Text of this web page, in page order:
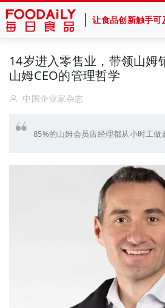
让食品创新触手可
14岁进入零售业，带领山姆
山姆CEO的管理哲学
中国企业家杂志
85%的山姆会员店经理都从小时工做